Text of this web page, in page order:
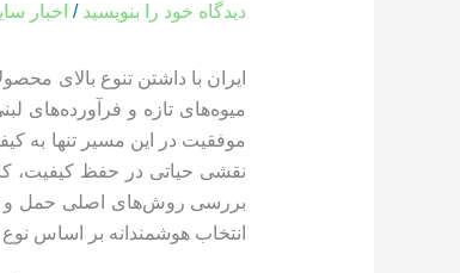
دیدگاه‌ خود را بنویسید / اخبار
ایران با داشتن تنوع بالای
میوه‌های تازه و فرآورده‌های
موفقیت در این مسیر تنها به
نقشی حیاتی در حفظ کیفیت،
بررسی روش‌های اصلی حمل و
انتخاب هوشمندانه بر اساس